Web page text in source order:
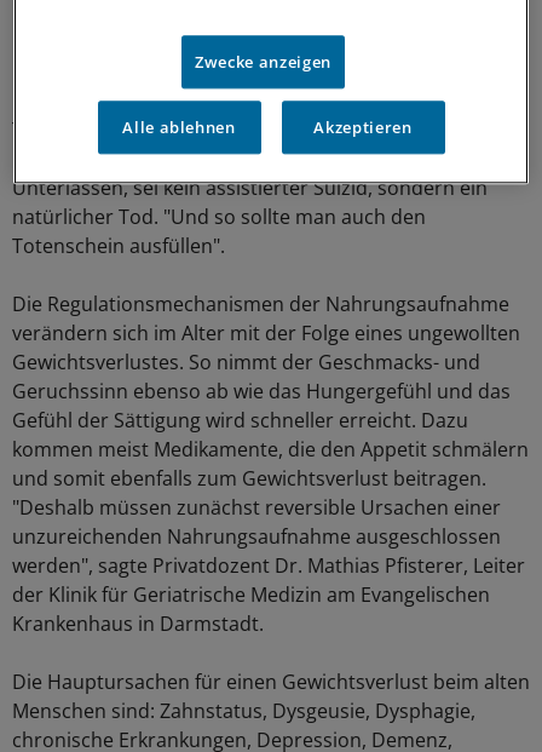
Hamburg. Entscheidend sei, dass die Tathoheit beim
Patienten liege und dies sei bei freiwilligem Verzicht auf
Nahrung und Flüssigkeit gegeben. Ansonsten wäre es
Tötung auf Verlangen, also ein Tötungsdelikt. FVNF
impliziere auch nicht dem Tatbestand eine Tötung durch
Unterlassen, sei kein assistierter Suizid, sondern ein
natürlicher Tod. "Und so sollte man auch den
Totenschein ausfüllen".
Die Regulationsmechanismen der Nahrungsaufnahme
verändern sich im Alter mit der Folge eines ungewollten
Gewichtsverlustes. So nimmt der Geschmacks- und
Geruchssinn ebenso ab wie das Hungergefühl und das
Gefühl der Sättigung wird schneller erreicht. Dazu
kommen meist Medikamente, die den Appetit schmälern
und somit ebenfalls zum Gewichtsverlust beitragen.
"Deshalb müssen zunächst reversible Ursachen einer
unzureichenden Nahrungsaufnahme ausgeschlossen
werden", sagte Privatdozent Dr. Mathias Pfisterer, Leiter
der Klinik für Geriatrische Medizin am Evangelischen
Krankenhaus in Darmstadt.
Die Hauptursachen für einen Gewichtsverlust beim alten
Menschen sind: Zahnstatus, Dysgeusie, Dysphagie,
chronische Erkrankungen, Depression, Demenz,
Zwecke anzeigen
Alle ablehnen Akzeptieren